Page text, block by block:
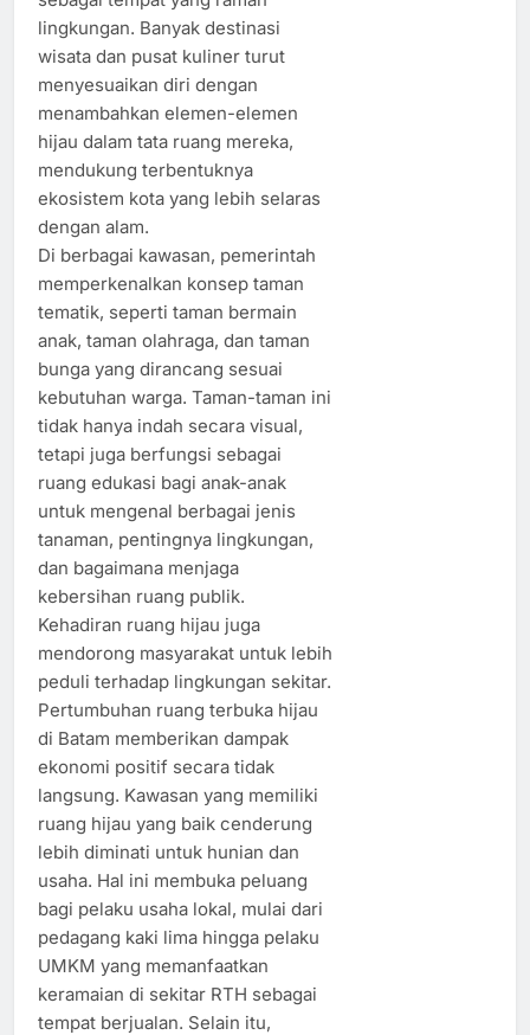
lingkungan. Banyak destinasi
wisata dan pusat kuliner turut
menyesuaikan diri dengan
menambahkan elemen-elemen
hijau dalam tata ruang mereka,
mendukung terbentuknya
ekosistem kota yang lebih selaras
dengan alam.
Di berbagai kawasan, pemerintah
memperkenalkan konsep taman
tematik, seperti taman bermain
anak, taman olahraga, dan taman
bunga yang dirancang sesuai
kebutuhan warga. Taman-taman ini
tidak hanya indah secara visual,
tetapi juga berfungsi sebagai
ruang edukasi bagi anak-anak
untuk mengenal berbagai jenis
tanaman, pentingnya lingkungan,
dan bagaimana menjaga
kebersihan ruang publik.
Kehadiran ruang hijau juga
mendorong masyarakat untuk lebih
peduli terhadap lingkungan sekitar.
Pertumbuhan ruang terbuka hijau
di Batam memberikan dampak
ekonomi positif secara tidak
langsung. Kawasan yang memiliki
ruang hijau yang baik cenderung
lebih diminati untuk hunian dan
usaha. Hal ini membuka peluang
bagi pelaku usaha lokal, mulai dari
pedagang kaki lima hingga pelaku
UMKM yang memanfaatkan
keramaian di sekitar RTH sebagai
tempat berjualan. Selain itu,